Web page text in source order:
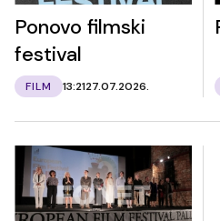
Ponovo filmski
festival
FILM 13:2127.07.2026.